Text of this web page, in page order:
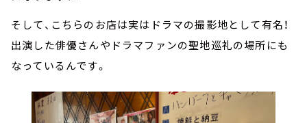
そして、こちらのお店は実はドラマの撮影地として有名！
出演した俳優さんやドラマファンの聖地巡礼の場所にも
なっているんです。